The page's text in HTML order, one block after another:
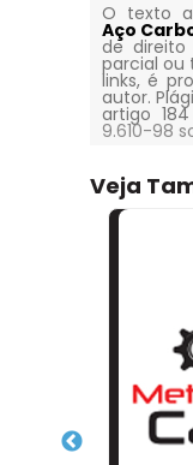
O texto
Aço
de direito
parcial ou
links, é
autor.
artigo
9.610-98
Veja